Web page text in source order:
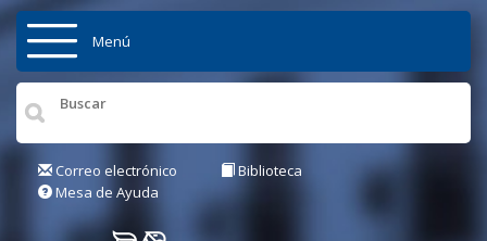
Pasar al contenido principal
Inicio
Institución
Menú
Correo electrónico
Biblioteca
Mesa de Ayuda